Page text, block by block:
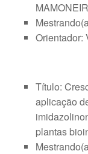
Orientador:
Título:
aplicação
plantas